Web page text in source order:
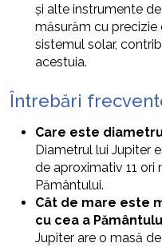
și alte instrumente
măsurăm cu precizie
sistemul solar,
acestuia.
Întrebări
Care este
Diametrul lui Jupiter
de aproximativ 11 ori
Pământului.
Cât de mare este
cu cea a
Jupiter are o masă